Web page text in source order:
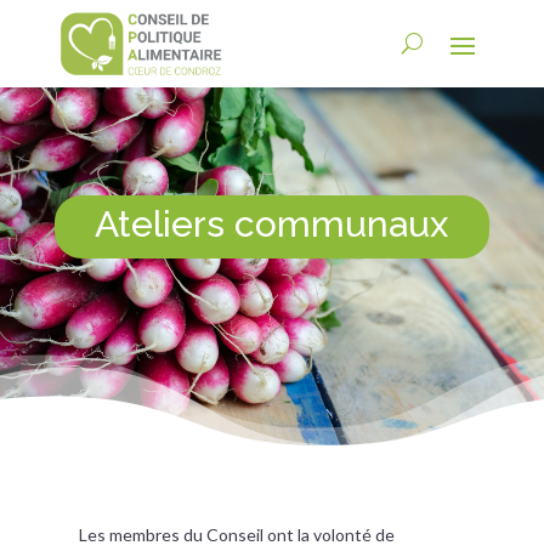
Ateliers communaux
Les membres du Conseil ont la volonté de